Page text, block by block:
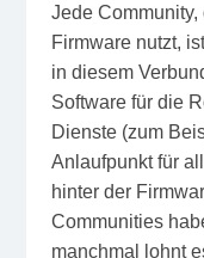
Jede
Firmware nutzt,
in diesem
Software für die
Dienste (zum
Anlaufpunkt für
hinter der
Communities
manchmal lohnt